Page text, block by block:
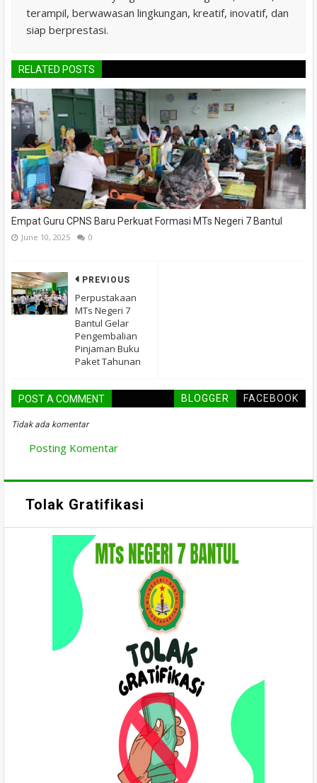
terampil, berwawasan lingkungan, kreatif, inovatif, dan
siap berprestasi.
RELATED POSTS
Empat Guru CPNS Baru Perkuat Formasi MTs Negeri 7 Bantul
June 10, 2025 0
PREVIOUS
Perpustakaan
MTs Negeri 7
Bantul Gelar
Pengembalian
Pinjaman Buku
Paket Tahunan
POST A COMMENT BLOGGER FACEBOOK
Tidak ada komentar
Posting Komentar
Tolak Gratifikasi